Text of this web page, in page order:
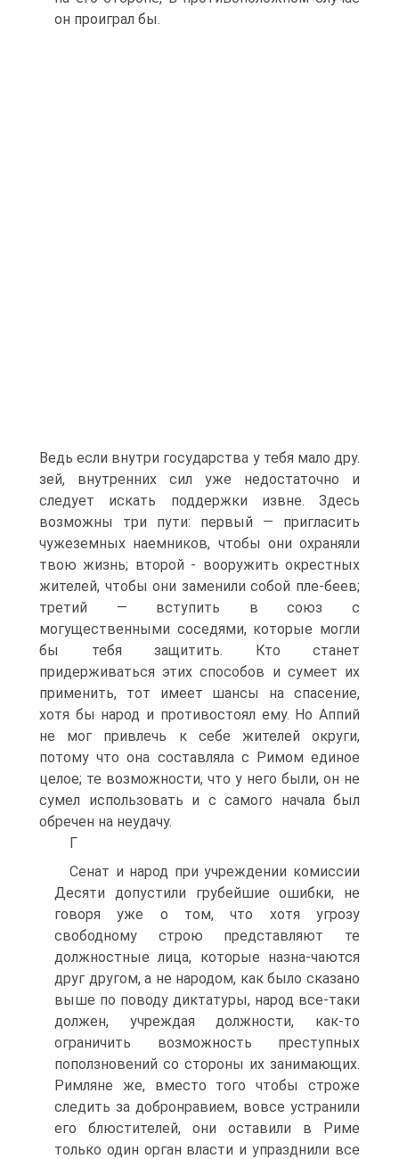
он проиграл бы.
Ведь если внутри государства у тебя мало дру.
зей, внутренних сил уже недостаточно и
следует искать поддержки извне. Здесь
возможны три пути: первый — пригласить
чужеземных наемников, чтобы они охраняли
твою жизнь; второй - вооружить окрестных
жителей, чтобы они заменили собой пле-беев;
третий — вступить в союз с
могущественными соседями, которые могли
бы тебя защитить. Кто станет
придерживаться этих способов и сумеет их
применить, тот имеет шансы на спасение,
хотя бы народ и противостоял ему. Но Аппий
не мог привлечь к себе жителей округи,
потому что она составляла с Римом единое
целое; те возможности, что у него были, он не
сумел использовать и с самого начала был
обречен на неудачу.
Г
Сенат и народ при учреждении комиссии
Десяти допустили грубейшие ошибки, не
говоря уже о том, что хотя угрозу
свободному строю представляют те
должностные лица, которые назна-чаются
друг другом, а не народом, как было сказано
выше по поводу диктатуры, народ все-таки
должен, учреждая должности, как-то
ограничить возможность преступных
поползновений со стороны их занимающих.
Римляне же, вместо того чтобы строже
следить за добронравием, вовсе устранили
его блюстителей, они оставили в Риме
только один орган власти и упразднили все